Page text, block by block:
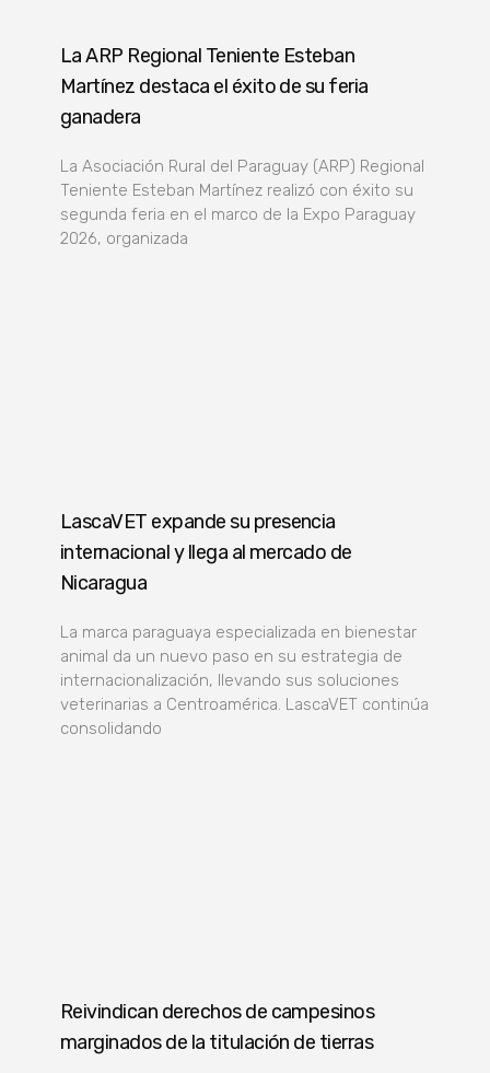
La ARP Regional Teniente Esteban
Martínez destaca el éxito de su feria
ganadera
La Asociación Rural del Paraguay (ARP) Regional
Teniente Esteban Martínez realizó con éxito su
segunda feria en el marco de la Expo Paraguay
2026, organizada
LascaVET expande su presencia
internacional y llega al mercado de
Nicaragua
La marca paraguaya especializada en bienestar
animal da un nuevo paso en su estrategia de
internacionalización, llevando sus soluciones
veterinarias a Centroamérica. LascaVET continúa
consolidando
Reivindican derechos de campesinos
marginados de la titulación de tierras